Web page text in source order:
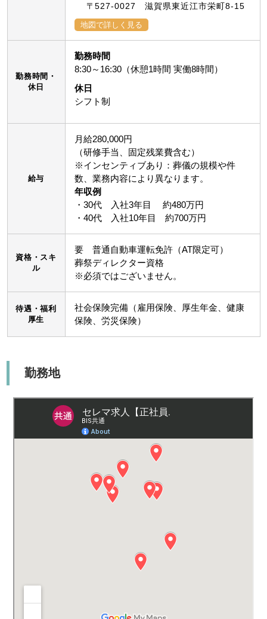
〒527-0027 滋賀県東近江市栄町8-15
地図で詳しく見る
勤務時間・
休日
勤務時間
8:30～16:30（休憩1時間 実働8時間）
休日
シフト制
給与
月給280,000円
（研修手当、固定残業費含む）
※インセンティブあり：葬儀の規模や件
数、業務内容により異なります。
年収例
・30代 入社3年目 約480万円
・40代 入社10年目 約700万円
資格・スキ
ル
要 普通自動車運転免許（AT限定可）
葬祭ディレクター資格
※必須ではございません。
待遇・福利
厚生
社会保険完備（雇用保険、厚生年金、健康
保険、労災保険）
勤務地